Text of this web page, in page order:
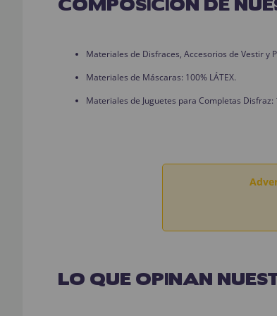
Materiales de Disfraces, Accesorios de Vestir y
Materiales de Máscaras: 100% LÁTEX.
Materiales de Juguetes para Completas Disfraz:
LO QUE OPINAN